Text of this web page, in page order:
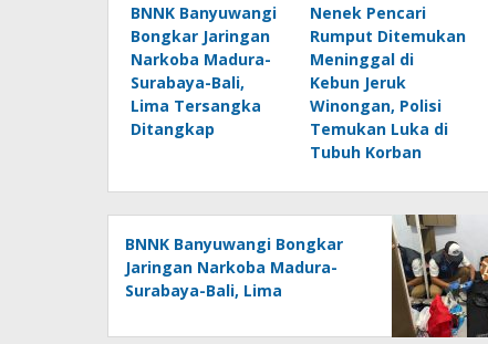
BNNK Banyuwangi
Bongkar Jaringan
Narkoba Madura-
Surabaya-Bali,
Lima Tersangka
Ditangkap
Nenek Pencari
Rumput Ditemukan
Meninggal di
Kebun Jeruk
Winongan, Polisi
Temukan Luka di
Tubuh Korban
BNNK Banyuwangi Bongkar
Jaringan Narkoba Madura-
Surabaya-Bali, Lima